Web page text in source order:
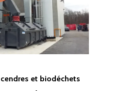
et biodéchets